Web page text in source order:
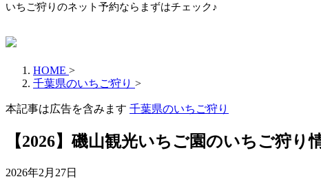
いちご狩りのネット予約ならまずはチェック♪
HOME >
千葉県のいちご狩り >
本記事は広告を含みます 千葉県のいちご狩り
【2026】磯山観光いちご園のいちご狩り
2026年2月27日